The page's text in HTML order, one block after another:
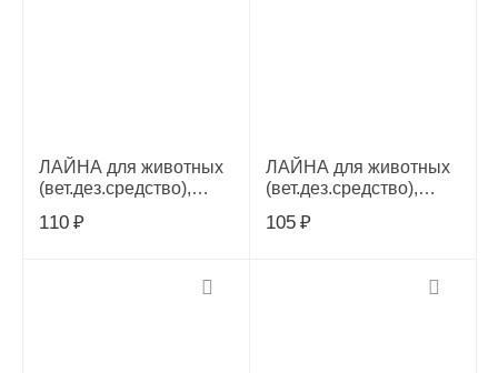
ЛАЙНА для животных
(вет.дез.средство),
запахом пихты
110 ₽
ЛАЙНА для животных
(вет.дез.средство),
105 ₽